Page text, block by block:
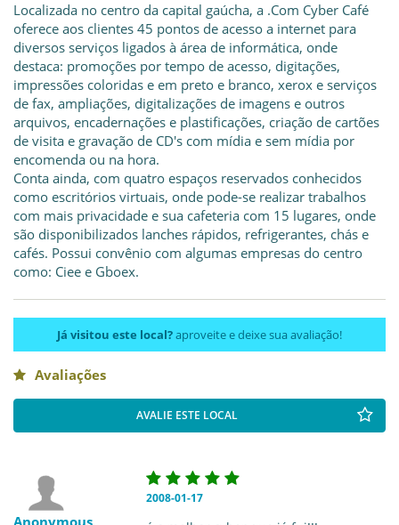
Localizada no centro da capital gaúcha, a .Com Cyber Café
oferece aos clientes 45 pontos de acesso a internet para
diversos serviços ligados à área de informática, onde
destaca: promoções por tempo de acesso, digitações,
impressões coloridas e em preto e branco, xerox e serviços
de fax, ampliações, digitalizações de imagens e outros
arquivos, encadernações e plastificações, criação de cartões
de visita e gravação de CD's com mídia e sem mídia por
encomenda ou na hora.
Conta ainda, com quatro espaços reservados conhecidos
como escritórios virtuais, onde pode-se realizar trabalhos
com mais privacidade e sua cafeteria com 15 lugares, onde
são disponibilizados lanches rápidos, refrigerantes, chás e
cafés. Possui convênio com algumas empresas do centro
como: Ciee e Gboex.
Já visitou este local?aproveite e deixe sua avaliação!
Avaliações
AVALIE ESTE LOCAL
Anonymous
2008-01-17